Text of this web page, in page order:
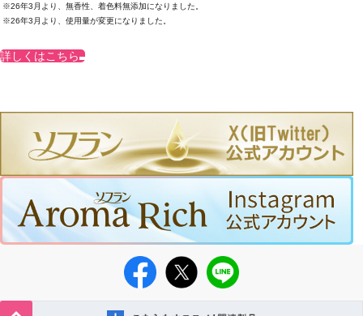
26年3月より、無香性、着色料無添加になりました。
26年3月より、使用量が変更になりました。
詳しくはこちら